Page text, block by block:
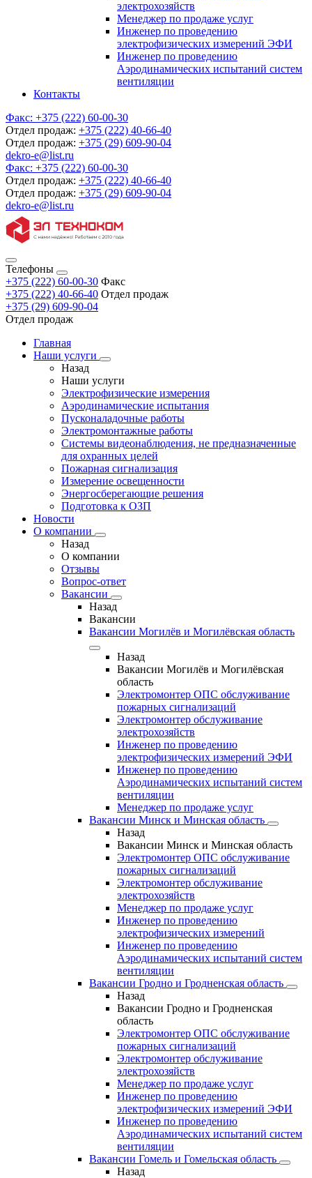
электрохозяйств
Менеджер по продаже услуг
Инженер по проведению
электрофизических измерений ЭФИ
Инженер по проведению
Аэродинамических испытаний систем
вентиляции
Контакты
Факс: +375 (222) 60-00-30
Отдел продаж: +375 (222) 40-66-40
Отдел продаж: +375 (29) 609-90-04
dekro-e@list.ru
Факс: +375 (222) 60-00-30
Отдел продаж: +375 (222) 40-66-40
Отдел продаж: +375 (29) 609-90-04
dekro-e@list.ru
Телефоны
+375 (222) 60-00-30 Факс
+375 (222) 40-66-40 Отдел продаж
+375 (29) 609-90-04
Отдел продаж
Главная
Наши услуги
Назад
Наши услуги
Электрофизические измерения
Аэродинамические испытания
Пусконаладочные работы
Электромонтажные работы
Системы видеонаблюдения, не предназначенные
для охранных целей
Пожарная сигнализация
Измерение освещенности
Энергосберегающие решения
Подготовка к ОЗП
Новости
О компании
Назад
О компании
Отзывы
Вопрос-ответ
Вакансии
Назад
Вакансии
Вакансии Могилёв и Могилёвская область
Назад
Вакансии Могилёв и Могилёвская
область
Электромонтер ОПС обслуживание
пожарных сигнализаций
Электромонтер обслуживание
электрохозяйств
Инженер по проведению
электрофизических измерений ЭФИ
Инженер по проведению
Аэродинамических испытаний систем
вентиляции
Менеджер по продаже услуг
Вакансии Минск и Минская область
Назад
Вакансии Минск и Минская область
Электромонтер ОПС обслуживание
пожарных сигнализаций
Электромонтер обслуживание
электрохозяйств
Менеджер по продаже услуг
Инженер по проведению
электрофизических измерений
Инженер по проведению
Аэродинамических испытаний систем
вентиляции
Вакансии Гродно и Гродненская область
Назад
Вакансии Гродно и Гродненская
область
Электромонтер ОПС обслуживание
пожарных сигнализаций
Электромонтер обслуживание
электрохозяйств
Менеджер по продаже услуг
Инженер по проведению
электрофизических измерений ЭФИ
Инженер по проведению
Аэродинамических испытаний систем
вентиляции
Вакансии Гомель и Гомельская область
Назад